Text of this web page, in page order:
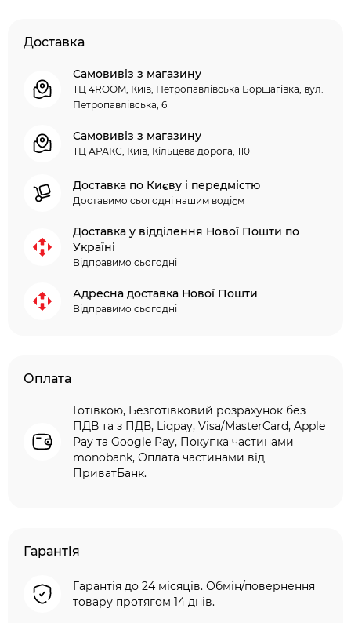
Доставка
Самовивіз з магазину
ТЦ 4ROOM, Київ, Петропавлівська Борщагівка, вул.
Петропавлівська, 6
Самовивіз з магазину
ТЦ АРАКС, Київ, Кільцева дорога, 110
Доставка по Києву і передмістю
Доставимо сьогодні нашим водієм
Доставка у відділення Нової Пошти по
Україні
Відправимо сьогодні
Адресна доставка Нової Пошти
Відправимо сьогодні
Оплата
Готівкою, Безготівковий розрахунок без
ПДВ та з ПДВ, Liqpay, Visa/MasterCard, Apple
Pay та Google Pay, Покупка частинами
monobank, Оплата частинами від
ПриватБанк.
Гарантія
Гарантія до 24 місяців. Обмін/повернення
товару протягом 14 днів.